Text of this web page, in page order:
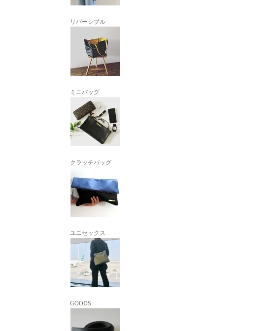
リバーシブル
ミニバッグ
クラッチバッグ
ユニセックス
GOODS